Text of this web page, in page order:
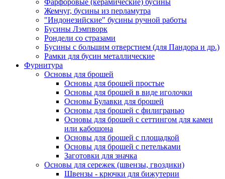
Фарфоровые (керамические) бусины
Жемчуг, бусины из перламутра
"Индонезийские" бусины ручной работы
Бусины Лэмпворк
Рондели со стразами
Бусины с большим отверстием (для Пандора и др.)
Рамки для бусин металлические
Фурнитура
Основы для брошей
Основы для брошей простые
Основы для брошей в виде иголочки
Основы Булавки для брошей
Основы для брошей с филигранью
Основы для брошей с сеттингом для камеи
или кабошона
Основы для брошей с площадкой
Основы для брошей с петельками
Заготовки для значка
Основы для сережек (швензы, гвоздики)
Швензы - крючки для бижутерии